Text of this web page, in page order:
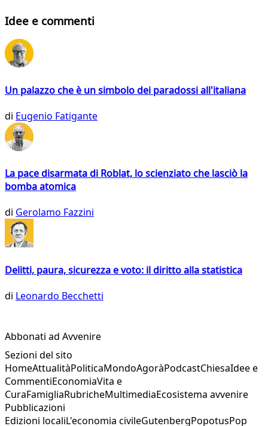
Idee e commenti
Un palazzo che è un simbolo dei paradossi all'italiana
di Eugenio Fatigante
La pace disarmata di Roblat, lo scienziato che lasciò la
bomba atomica
di Gerolamo Fazzini
Delitti, paura, sicurezza e voto: il diritto alla statistica
di Leonardo Becchetti
Abbonati ad Avvenire
Sezioni del sito
HomeAttualitàPoliticaMondoAgoràPodcastChiesaIdee e
CommentiEconomiaVita e
CuraFamigliaRubricheMultimediaEcosistema avvenire
Pubblicazioni
Edizioni localiL'economia civileGutenbergPopotusPop